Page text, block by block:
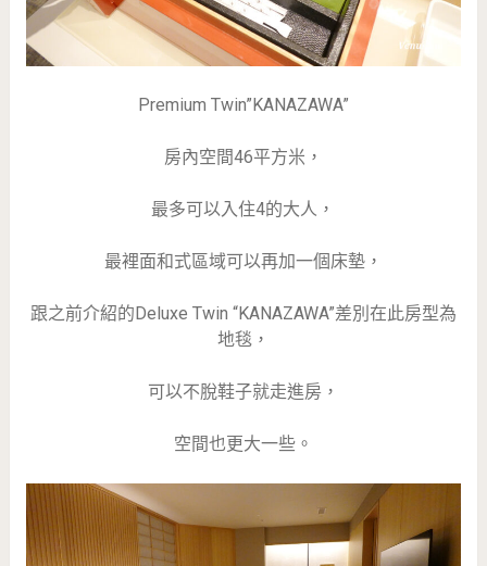
Premium Twin”KANAZAWA”
房內空間46平方米，
最多可以入住4的大人，
最裡面和式區域可以再加一個床墊，
跟之前介紹的Deluxe Twin “KANAZAWA”差別在此房型為
地毯，
可以不脫鞋子就走進房，
空間也更大一些。